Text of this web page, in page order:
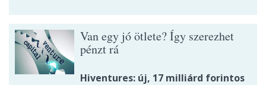
Van egy jó ötlete? Így szerezhet
pénzt rá
Hiventures: új, 17 milliárd forintos